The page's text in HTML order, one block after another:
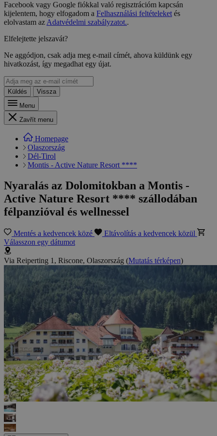
Facebook vagy Google fiókkal való regisztrációm kapcsán
kijelentem, hogy elfogadom a Felhasználási feltételeketés
elolvastam azAdatvédelmi szabályzatot..
Elfelejtette jelszavát?
Ne aggódjon, csak adja meg e-mail címét, ahova küldünk egy
hivatkozást, így megadhat egy újat.
Küldés
Vissza
Menu
Zavřít menu
Homepage
Olaszország
Dél-Tirol
Montis - Active Nature Resort ****
Nyaralás az Dolomitokban a Montis -
Active Nature Resort **** szállodában
félpanzióval és wellnessel
Mentés a kedvencek közé
Eltávolítás a kedvencek közül
Válasszon egy dátumot
Via Reiperting 1, Riscone, Olaszország (Mutatás térképen)